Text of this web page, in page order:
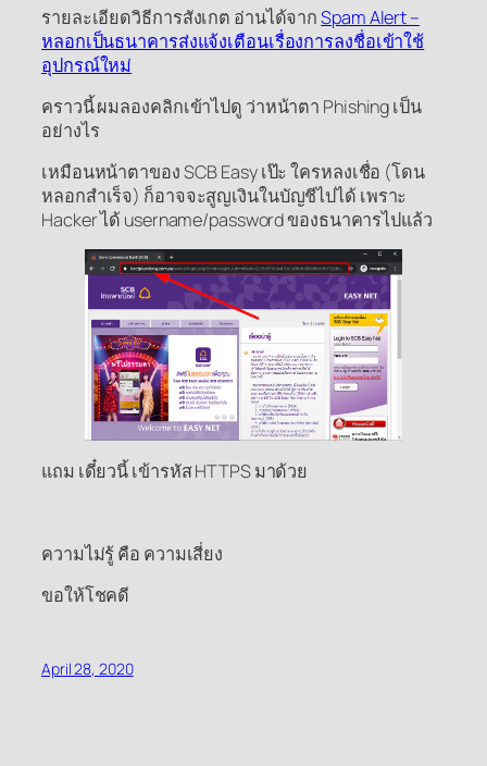
รายละเอียดวิธีการสังเกต อ่านได้จากSpam Alert –
หลอกเป็นธนาคารส่งแจ้งเตือนเรื่องการลงชื่อเข้าใช้
อุปกรณ์ใหม่
คราวนี้ ผมลองคลิกเข้าไปดู ว่าหน้าตา Phishing เป็น
อย่างไร
เหมือนหน้าตาของ SCB Easy เป๊ะ ใครหลงเชื่อ (โดน
หลอกสำเร็จ) ก็อาจจะสูญเงินในบัญชีไปได้ เพราะ
Hacker ได้ username/password ของธนาคารไปแล้ว
แถม เดี๋ยวนี้ เข้ารหัส HTTPS มาด้วย
ความไม่รู้ คือ ความเสี่ยง
ขอให้โชคดี
April 28, 2020